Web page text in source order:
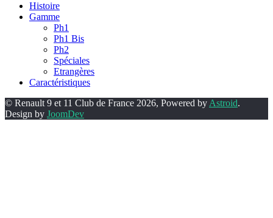
Histoire
Gamme
Ph1
Ph1 Bis
Ph2
Spéciales
Etrangères
Caractéristiques
© Renault 9 et 11 Club de France 2026, Powered by Astroid.
Design by JoomDev